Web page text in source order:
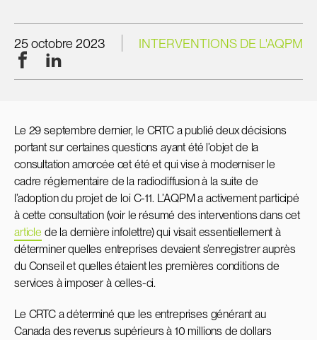
25 octobre 2023 INTERVENTIONS DE L'AQPM
FacebookLinkedIn
Le 29 septembre dernier, le CRTC a publié deux décisions
portant sur certaines questions ayant été l’objet de la
consultation amorcée cet été et qui vise à moderniser le
cadre réglementaire de la radiodiffusion à la suite de
l’adoption du projet de loi C-11. L’AQPM a activement participé
à cette consultation (voir le résumé des interventions dans cet
article de la dernière infolettre) qui visait essentiellement à
déterminer quelles entreprises devaient s’enregistrer auprès
du Conseil et quelles étaient les premières conditions de
services à imposer à celles-ci.
Le CRTC a déterminé que les entreprises générant au
Canada des revenus supérieurs à 10 millions de dollars